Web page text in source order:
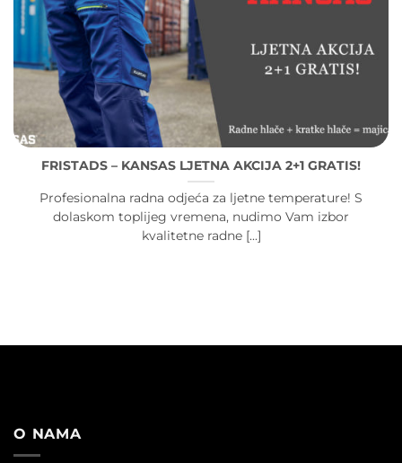
FRISTADS – KANSAS LJETNA AKCIJA 2+1 GRATIS!
Profesionalna radna odjeća za ljetne temperature! S
dolaskom toplijeg vremena, nudimo Vam izbor
kvalitetne radne [...]
O NAMA